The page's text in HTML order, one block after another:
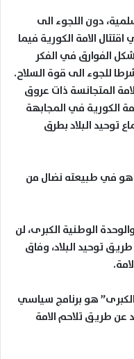
دون اللجوء الى
الامة الكورية فيما
الفوارق في الفكر
للجوء الى قوة السلاح.
المتجانسة ذات عروق
الكورية في المجابهة
توحيد البلاد بطرق
هو في طبيعته نضال من
الوطنية الكبرى، لن
توحيد البلاد، وفاق
الكبرى” هو برنامج سياسي
عن طريق تلاحم الامة